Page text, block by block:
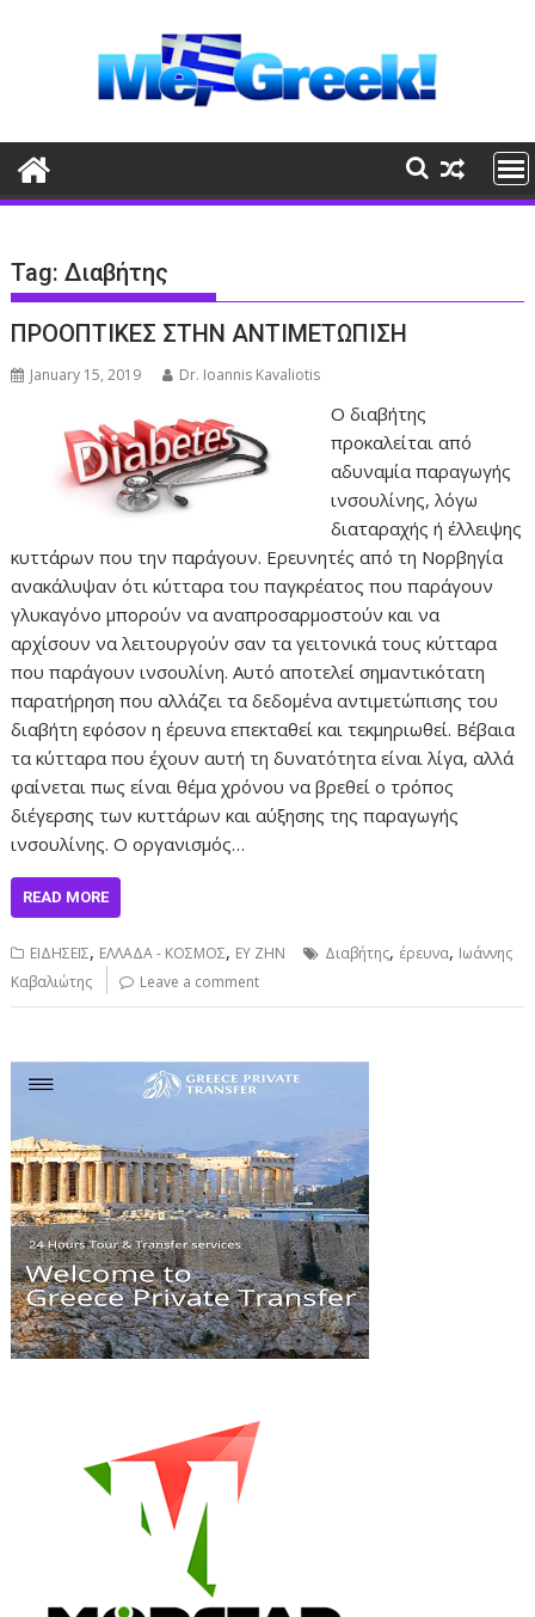
Tag:Διαβήτης
ΠΡΟΟΠΤΙΚΕΣ ΣΤΗΝ ΑΝΤΙΜΕΤΩΠΙΣΗ
January 15, 2019 Dr. Ioannis Kavaliotis
Ο διαβήτης
προκαλείται από
αδυναμία παραγωγής
ινσουλίνης, λόγω
διαταραχής ή έλλειψης
κυττάρων που την παράγουν. Ερευνητές από τη Νορβηγία
ανακάλυψαν ότι κύτταρα του παγκρέατος που παράγουν
γλυκαγόνο μπορούν να αναπροσαρμοστούν και να
αρχίσουν να λειτουργούν σαν τα γειτονικά τους κύτταρα
που παράγουν ινσουλίνη. Αυτό αποτελεί σημαντικότατη
παρατήρηση που αλλάζει τα δεδομένα αντιμετώπισης του
διαβήτη εφόσον η έρευνα επεκταθεί και τεκμηριωθεί. Βέβαια
τα κύτταρα που έχουν αυτή τη δυνατότητα είναι λίγα, αλλά
φαίνεται πως είναι θέμα χρόνου να βρεθεί ο τρόπος
διέγερσης των κυττάρων και αύξησης της παραγωγής
ινσουλίνης. Ο οργανισμός…
READ MORE
ΕΙΔΗΣΕΙΣ, ΕΛΛΑΔΑ - ΚΟΣΜΟΣ, ΕΥ ΖΗΝ Διαβήτης, έρευνα, Ιωάννης
Καβαλιώτης
Leave a comment